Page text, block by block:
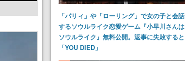
「パリィ」や「ローリング」で女の子と会話
するソウルライク恋愛ゲーム『小早川さんは
ソウルライク』無料公開。返事に失敗すると
「YOU DIED」